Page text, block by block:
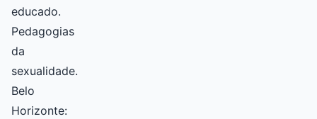
educado.
Pedagogias
da
sexualidade.
Belo
Horizonte: